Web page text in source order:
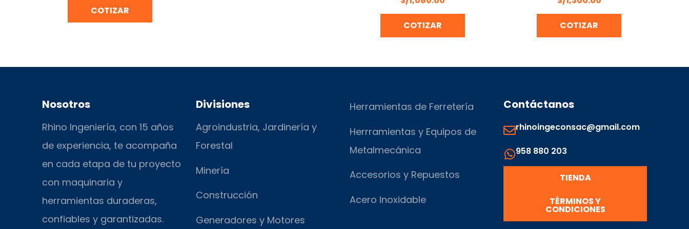
COTIZAR
COTIZAR COTIZAR
Nosotros
Rhino Ingeniería, con 15 años
de experiencia, te acompaña
en cada etapa de tu proyecto
con maquinaria y
herramientas duraderas,
confiables y garantizadas.
Divisiones
Agroindustria, Jardinería y
Forestal
Minería
Construcción
Generadores y Motores
Herramientas de Ferretería
Herrramientas y Equipos de
Metalmecánica
Accesorios y Repuestos
Acero Inoxidable
Contáctanos
rhinoingeconsac@gmail.com
958 880 203
TIENDA
TÉRMINOS Y
CONDICIONES